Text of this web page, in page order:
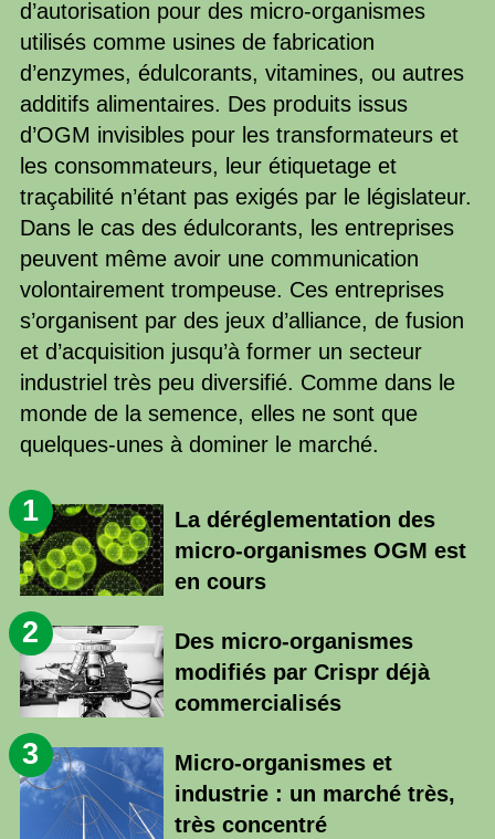
d’autorisation pour des micro-organismes
utilisés comme usines de fabrication
d’enzymes, édulcorants, vitamines, ou autres
additifs alimentaires. Des produits issus
d’OGM invisibles pour les transformateurs et
les consommateurs, leur étiquetage et
traçabilité n’étant pas exigés par le législateur.
Dans le cas des édulcorants, les entreprises
peuvent même avoir une communication
volontairement trompeuse. Ces entreprises
s’organisent par des jeux d’alliance, de fusion
et d’acquisition jusqu’à former un secteur
industriel très peu diversifié. Comme dans le
monde de la semence, elles ne sont que
quelques-unes à dominer le marché.
1
La déréglementation des
micro-organismes OGM est
en cours
2
Des micro-organismes
modifiés par Crispr déjà
commercialisés
3
Micro-organismes et
industrie : un marché très,
très concentré